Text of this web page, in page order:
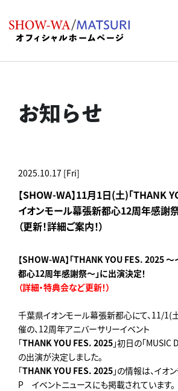
お知らせ
2025.10.17 [Fri]
【SHOW-WA】11月1日(土)「THANK
イオンモール幕張新都心12周年感謝祭
（更新！詳細ご案内！）
【SHOW-WA】「THANK YOU FES. 2025
都心12周年感謝祭～」に出演決定！
（詳細・特典会など更新！）
千葉県イオンモール幕張新都心にて、11/
催の、12周年アニバーサリーイベント
「THANK YOU FES. 2025」初日の「MUSIC
の出演が決定しました。
「THANK YOU FES. 2025」の情報は、イ
P イベントニュースにも掲載されています。